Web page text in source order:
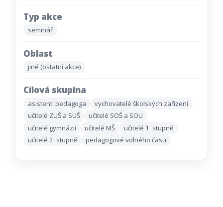
Typ akce
seminář
Oblast
jiné (ostatní akce)
Cílová skupina
asistenti pedagoga
vychovatelé školských zařízení
učitelé ZUŠ a SUŠ
učitelé SOŠ a SOU
učitelé gymnázií
učitelé MŠ
učitelé 1. stupně
učitelé 2. stupně
pedagogové volného času